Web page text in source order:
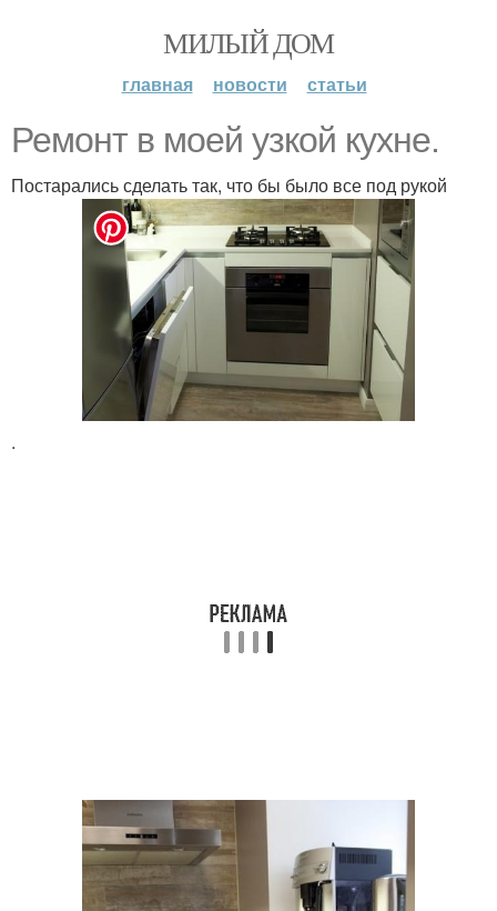
МИЛЫЙ ДОМ
главная новости статьи
Ремонт в моей узкой кухне.
Постарались сделать так, что бы было все под рукой
.